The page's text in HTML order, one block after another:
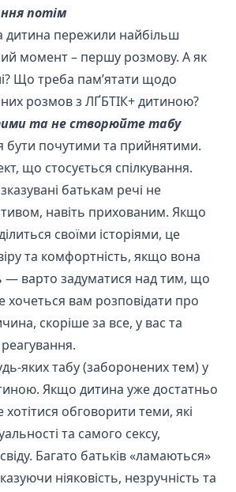
потім
дитина пережили найбільш
момент – першу розмову. А як
Що треба пам’ятати щодо
розмов з ЛҐБТІК+ дитиною?
та не створюйте табу
бути почутими та прийнятими.
що стосується спілкування.
батькам речі не
навіть прихованим. Якщо
своїми історіями, це
та комфортність, якщо вона
— варто задуматися над тим, що
хочеться вам розповідати про
скоріше за все, у вас та
яких табу (заборонених тем) у
Якщо дитина уже достатньо
обговорити теми, які
та самого сексу,
Багато батьків «ламаються»
ніяковість, незручність та